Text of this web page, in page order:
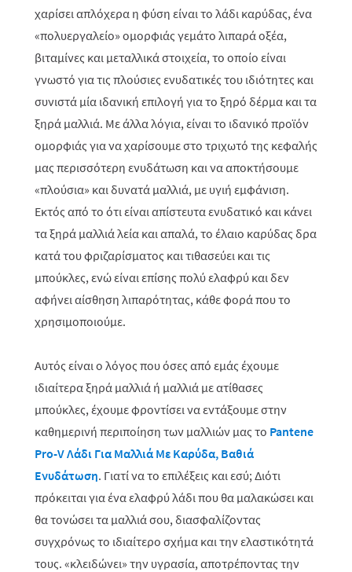
χαρίσει απλόχερα η φύση είναι το λάδι καρύδας, ένα
«πολυεργαλείο» ομορφιάς γεμάτο λιπαρά οξέα,
βιταμίνες και μεταλλικά στοιχεία, το οποίο είναι
γνωστό για τις πλούσιες ενυδατικές του ιδιότητες και
συνιστά μία ιδανική επιλογή για το ξηρό δέρμα και τα
ξηρά μαλλιά. Με άλλα λόγια, είναι το ιδανικό προϊόν
ομορφιάς για να χαρίσουμε στο τριχωτό της κεφαλής
μας περισσότερη ενυδάτωση και να αποκτήσουμε
«πλούσια» και δυνατά μαλλιά, με υγιή εμφάνιση.
Εκτός από το ότι είναι απίστευτα ενυδατικό και κάνει
τα ξηρά μαλλιά λεία και απαλά, το έλαιο καρύδας δρα
κατά του φριζαρίσματος και τιθασεύει και τις
μπούκλες, ενώ είναι επίσης πολύ ελαφρύ και δεν
αφήνει αίσθηση λιπαρότητας, κάθε φορά που το
χρησιμοποιούμε.
Αυτός είναι ο λόγος που όσες από εμάς έχουμε
ιδιαίτερα ξηρά μαλλιά ή μαλλιά με ατίθασες
μπούκλες, έχουμε φροντίσει να εντάξουμε στην
καθημερινή περιποίηση των μαλλιών μας το Pantene
Pro-V Λάδι Για Μαλλιά Με Καρύδα, Βαθιά
Ενυδάτωση. Γιατί να το επιλέξεις και εσύ; Διότι
πρόκειται για ένα ελαφρύ λάδι που θα μαλακώσει και
θα τονώσει τα μαλλιά σου, διασφαλίζοντας
συγχρόνως το ιδιαίτερο σχήμα και την ελαστικότητά
τους. «κλειδώνει» την υγρασία, αποτρέποντας την